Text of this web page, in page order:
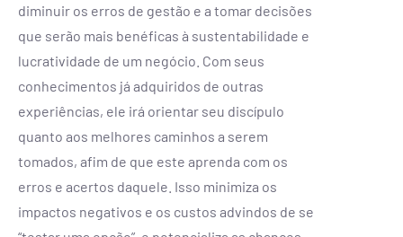
diminuir os erros de gestão e a tomar decisões
que serão mais benéficas à sustentabilidade e
lucratividade de um negócio. Com seus
conhecimentos já adquiridos de outras
experiências, ele irá orientar seu discípulo
quanto aos melhores caminhos a serem
tomados, afim de que este aprenda com os
erros e acertos daquele. Isso minimiza os
impactos negativos e os custos advindos de se